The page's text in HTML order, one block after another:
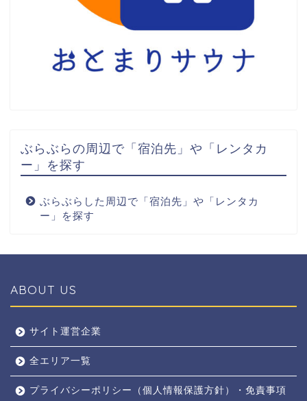
ぶらぶらの周辺で「宿泊先」や「レンタカ
ー」を探す
ぶらぶらした周辺で「宿泊先」や「レンタカ
ー」を探す
ABOUT US
サイト運営企業
全エリア一覧
プライバシーポリシー（個人情報保護方針）・免責事項